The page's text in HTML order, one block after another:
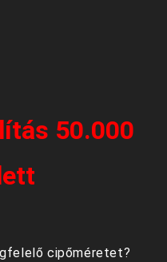
50.000
cipőméretet?